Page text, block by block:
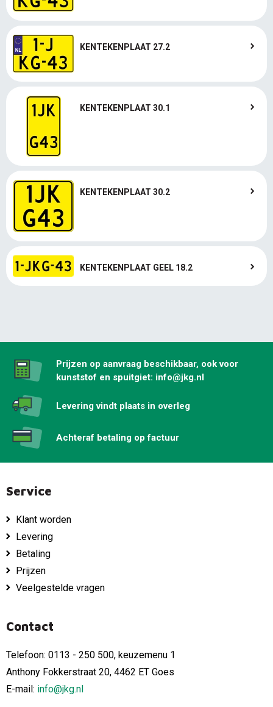
KENTEKENPLAAT 27.2
KENTEKENPLAAT 30.1
KENTEKENPLAAT 30.2
KENTEKENPLAAT GEEL 18.2
Prijzen op aanvraag beschikbaar, ook voor
kunststof en spuitgiet: info@jkg.nl
Levering vindt plaats in overleg
Achteraf betaling op factuur
Service
Klant worden
Levering
Betaling
Prijzen
Veelgestelde vragen
Contact
Telefoon: 0113 - 250 500, keuzemenu 1
Anthony Fokkerstraat 20, 4462 ET Goes
E-mail: info@jkg.nl